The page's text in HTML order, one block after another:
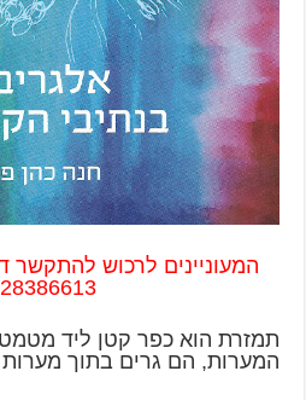
המעוניינים לרכוש להתקשר
תמזרת הוא כפר קטן ליד
המערות, הם גרים בתוך